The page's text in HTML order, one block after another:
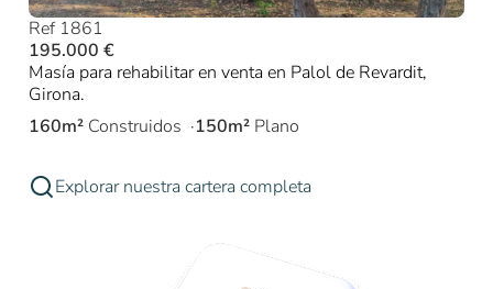
Ref 1861
195.000 €
Masía para rehabilitar en venta en Palol de Revardit,
Girona.
160m² Construidos 150m² Plano
Explorar nuestra cartera completa